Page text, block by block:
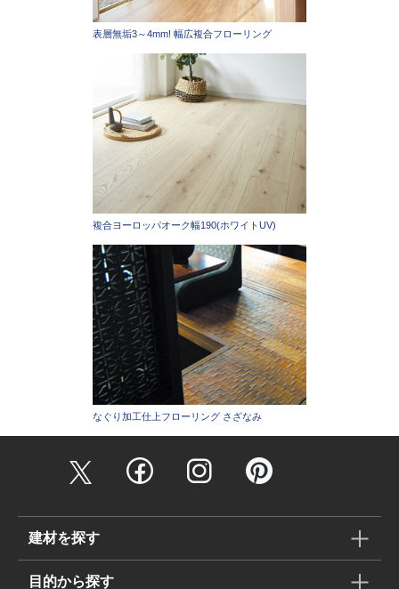
表層無垢3～4mm! 幅広複合フローリング
複合ヨーロッパオーク幅190(ホワイトUV)
なぐり加工仕上フローリング さざなみ
建材を探す
目的から探す